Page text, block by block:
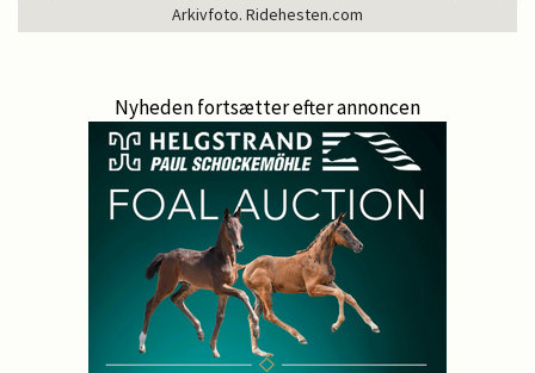
Arkivfoto. Ridehesten.com
Nyheden fortsætter efter annoncen